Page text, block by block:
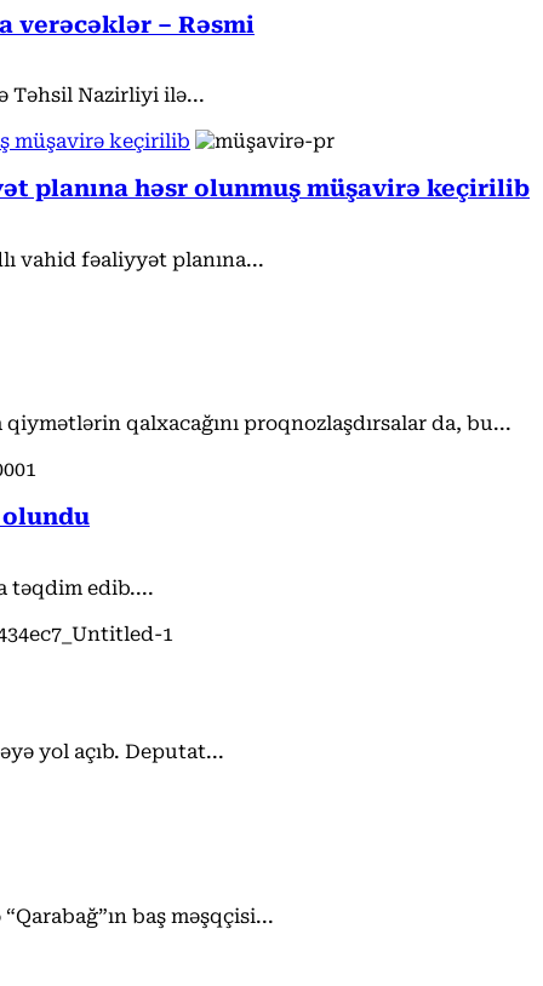
verəcəklər – Rəsmi
Təhsil Nazirliyi ilə...
müşavirə keçirilib
planına həsr olunmuş müşavirə keçirilib
vahid fəaliyyət planına...
qalxacağını proqnozlaşdırsalar da, bu...
olundu
təqdim edib....
yol açıb. Deputat...
baş məşqçisi...